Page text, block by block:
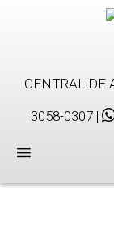
CENTRAL DE
3058-0307 |
Menu